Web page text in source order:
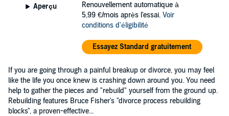
Aperçu
Renouvellement automatique à
5,99 €/mois après l'essai. Voir
conditions d'éligibilité
Essayez Standard gratuitement
If you are going through a painful breakup or divorce, you may feel
like the life you once knew is crashing down around you. You need
help to gather the pieces and "rebuild" yourself from the ground up.
Rebuilding features Bruce Fisher's "divorce process rebuilding
blocks", a proven-effective...